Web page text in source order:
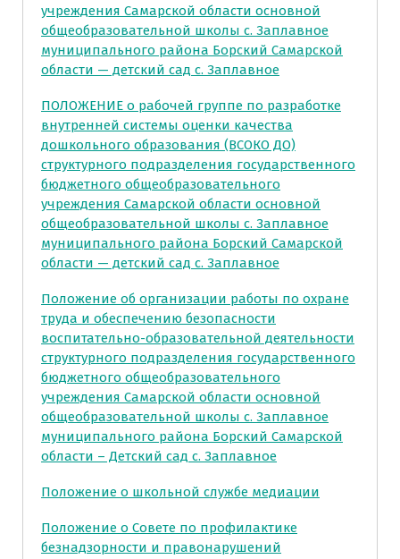
учреждения Самарской области основной
общеобразовательной школы с. Заплавное
муниципального района Борский Самарской
области — детский сад с. Заплавное
ПОЛОЖЕНИЕ о рабочей группе по разработке
внутренней системы оценки качества
дошкольного образования (ВСОКО ДО)
структурного подразделения государственного
бюджетного общеобразовательного
учреждения Самарской области основной
общеобразовательной школы с. Заплавное
муниципального района Борский Самарской
области — детский сад с. Заплавное
Положение об организации работы по охране
труда и обеспечению безопасности
воспитательно-образовательной деятельности
структурного подразделения государственного
бюджетного общеобразовательного
учреждения Самарской области основной
общеобразовательной школы с. Заплавное
муниципального района Борский Самарской
области – Детский сад с. Заплавное
Положение о школьной службе медиации
Положение о Совете по профилактике
безнадзорности и правонарушений